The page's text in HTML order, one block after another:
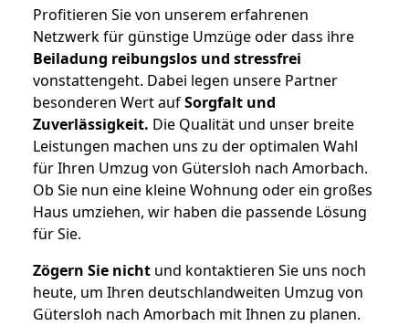
Profitieren Sie von unserem erfahrenen
Netzwerk für günstige Umzüge oder dass ihre
Beiladung reibungslos und stressfrei
vonstattengeht. Dabei legen unsere Partner
besonderen Wert aufSorgfalt und
Zuverlässigkeit. Die Qualität und unser breite
Leistungen machen uns zu der optimalen Wahl
für Ihren Umzug von Gütersloh nach Amorbach.
Ob Sie nun eine kleine Wohnung oder ein großes
Haus umziehen, wir haben die passende Lösung
für Sie.
Zögern Sie nicht und kontaktieren Sie uns noch
heute, um Ihren deutschlandweiten Umzug von
Gütersloh nach Amorbach mit Ihnen zu planen.